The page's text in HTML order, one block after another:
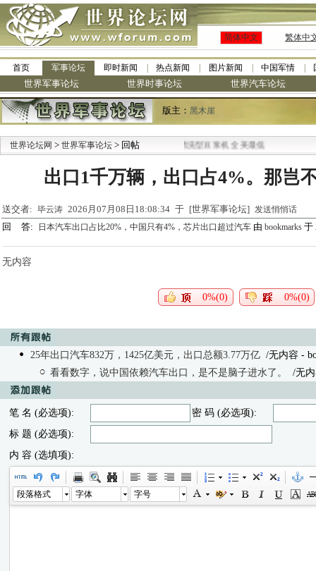
简体中文 繁体中
首页 军事论坛 即时新闻 热点新闻 图片新闻 中国军情
世界军事论坛 世界时事论坛 世界汽车论坛
版主： 黑木崖
世界论坛网 > 世界军事论坛 > 回帖
·九阳全新免清洗型豆浆机 全美最低
出口1千万辆，出口占4%。那岂
送交者: 毕云涛 2026月07月08日18:08:34 于 [世界军事论坛] 发送悄悄话
回 答: 日本汽车出口占比20%，中国只有4%，芯片出口超过汽车 由 bookmarks 于
无内容
0%(0) 0%(0)
25年出口汽车832万，1425亿美元，出口总额3.77万亿 /无内容 -
看看数字，说中国依赖汽车出口，是不是脑子进水了。
/无
笔 名 (必选项):
密 码 (必选项):
标 题 (必选项):
内 容 (选填项):
段落格式 字体 字号